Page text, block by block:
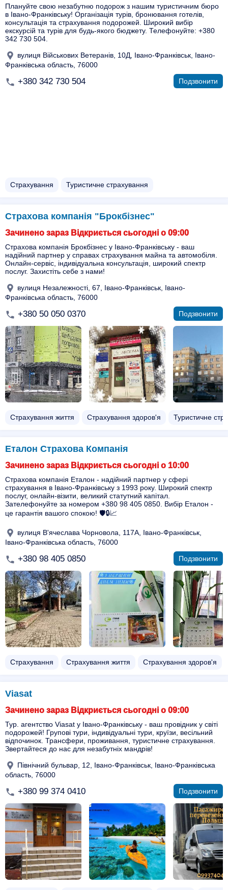
Плануйте свою незабутню подорож з нашим туристичним бюро
в Івано-Франківську! Організація турів, бронювання готелів,
консультація та страхування подорожей. Широкий вибір
екскурсій та турів для будь-якого бюджету. Телефонуйте: +380
342 730 504.
вулиця Військових Ветеранів, 10Д, Івано-Франківськ, Івано-
Франківська область, 76000
+380 342 730 504 Подзвонити
Страхування Туристичне страхування
Страхова компанія "Брокбізнес"
Зачинено зараз Відкриється сьогодні о 09:00
Страхова компанія Брокбізнес у Івано-Франківську - ваш
надійний партнер у справах страхування майна та автомобіля.
Онлайн-сервіс, індивідуальна консультація, широкий спектр
послуг. Захистіть себе з нами!
вулиця Незалежності, 67, Івано-Франківськ, Івано-
Франківська область, 76000
+380 50 050 0370 Подзвонити
Страхування життя Страхування здоров'я Туристичне
Еталон Страхова Компанія
Зачинено зараз Відкриється сьогодні о 10:00
Страхова компанія Еталон - надійний партнер у сфері
страхування в Івано-Франківську з 1993 року. Широкий спектр
послуг, онлайн-візити, великий статутний капітал.
Зателефонуйте за номером +380 98 405 0850. Вибір Еталон -
це гарантія вашого спокою! 🛡️🔒📈
вулиця В'ячеслава Чорновола, 117А, Івано-Франківськ,
Івано-Франківська область, 76000
+380 98 405 0850 Подзвонити
Страхування Страхування життя Страхування здоров'я
Viasat
Зачинено зараз Відкриється сьогодні о 09:00
Тур. агентство Viasat у Івано-Франківську - ваш провідник у світі
подорожей! Групові тури, індивідуальні тури, круїзи, весільний
відпочинок. Трансфери, проживання, туристичне страхування.
Звертайтеся до нас для незабутніх мандрів!
Північний бульвар, 12, Івано-Франківськ, Івано-Франківська
область, 76000
+380 99 374 0410 Подзвонити